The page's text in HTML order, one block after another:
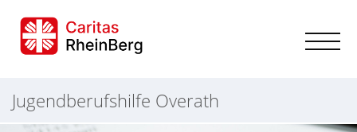
Jugendberufshilfe Overath